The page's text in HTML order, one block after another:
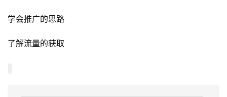
学会推广的思路
了解流量的获取